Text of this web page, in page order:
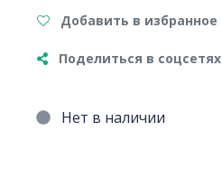
Добавить в избранное
Поделиться в соцсетях
Нет в наличии